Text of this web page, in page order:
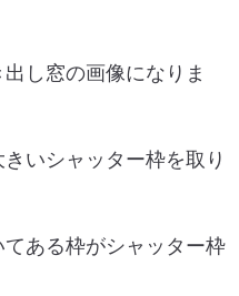
し窓の画像になりま
いシャッター枠を取り
ある枠がシャッター枠